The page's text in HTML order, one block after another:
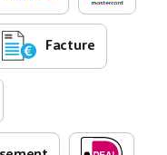
Facture